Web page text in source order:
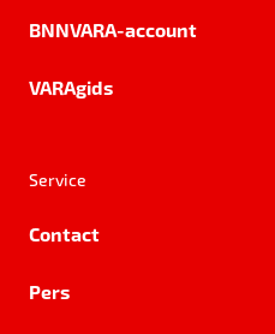
BNNVARA-account
VARAgids
Service
Contact
Pers